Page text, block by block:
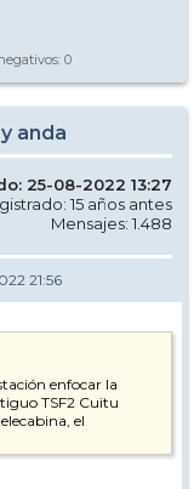
0
anda
25-08-2022 13:27
15 años antes
Mensajes: 1.488
21:56
enfocar la
TSF2 Cuitu
el